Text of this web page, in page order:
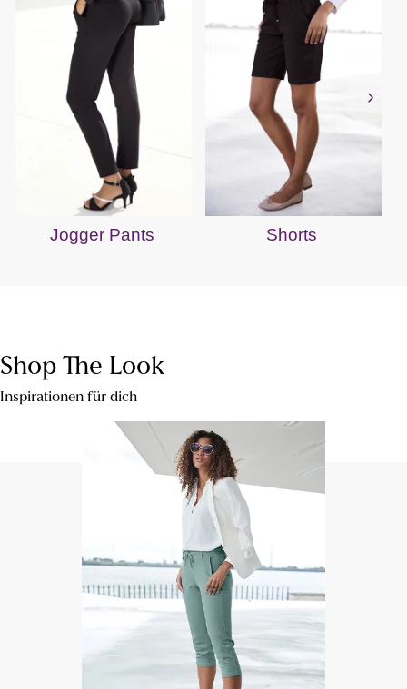
Jogger Pants Shorts
Shop The Look
Inspirationen für dich